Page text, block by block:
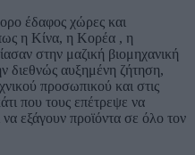
έδαφος χώρες και
η Κίνα, η Κορέα , η
στην μαζική βιομηχανική
διεθνώς αυξημένη ζήτηση,
προσωπικού και στις
που τους επέτρεψε να
εξάγουν προϊόντα σε όλο τον